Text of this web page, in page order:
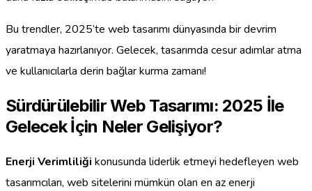
Bu trendler, 2025’te web tasarımı dünyasında bir devrim
yaratmaya hazırlanıyor. Gelecek, tasarımda cesur adımlar atma
ve kullanıcılarla derin bağlar kurma zamanı!
Sürdürülebilir Web Tasarımı: 2025 İle
Gelecek İçin Neler Gelişiyor?
Enerji Verimliliği konusunda liderlik etmeyi hedefleyen web
tasarımcıları, web sitelerini mümkün olan en az enerji